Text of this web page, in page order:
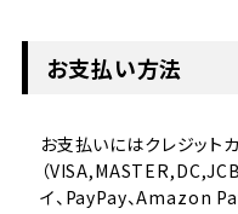
お支払い方法
お支払いにはクレジット
（
イ、PayPay、Amazon